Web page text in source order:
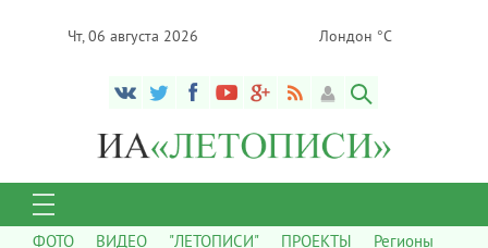
Чт, 06 августа 2026 Лондон °C
ФОТО ВИДЕО "ЛЕТОПИСИ" ПРОЕКТЫ
Регионы